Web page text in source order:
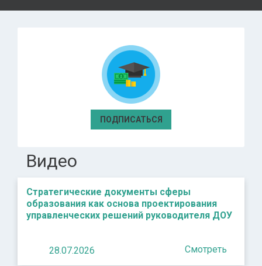
ПОДПИСАТЬСЯ
Видео
Стратегические документы сферы
образования как основа проектирования
управленческих решений руководителя ДОУ
28.07.2026 Смотреть